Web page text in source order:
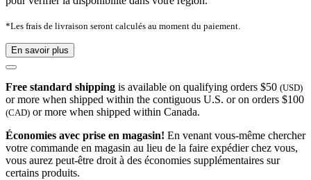
*Les frais de livraison seront calculés au moment du paiement.
En savoir plus
Free standard shipping is available on qualifying orders $50 (USD)
or more when shipped within the contiguous U.S. or on orders $100
(CAD) or more when shipped within Canada.
Économies avec prise en magasin! En venant vous-même chercher
votre commande en magasin au lieu de la faire expédier chez vous,
vous aurez peut-être droit à des économies supplémentaires sur
certains produits.